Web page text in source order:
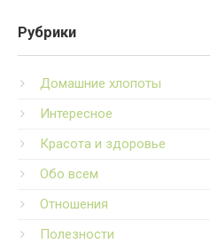
Рубрики
Домашние хлопоты
Интересное
Красота и здоровье
Обо всем
Отношения
Полезности